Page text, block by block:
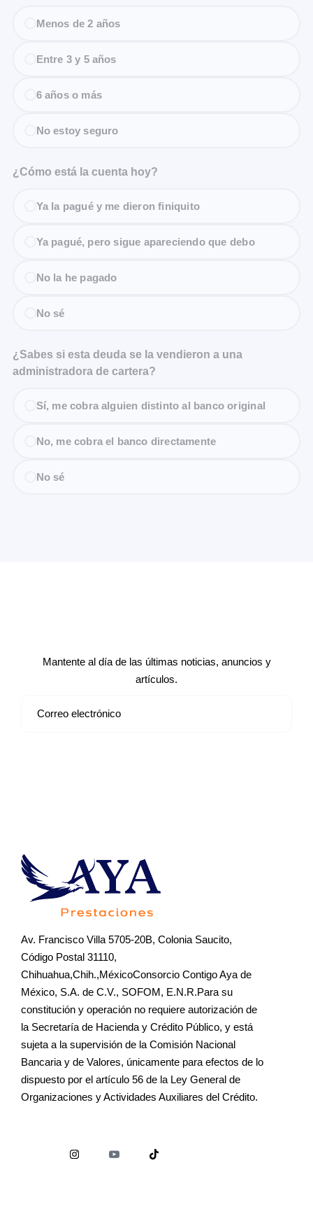
Menos de 2 años
Entre 3 y 5 años
6 años o más
No estoy seguro
¿Cómo está la cuenta hoy?
Ya la pagué y me dieron finiquito
Ya pagué, pero sigue apareciendo que debo
No la he pagado
No sé
¿Sabes si esta deuda se la vendieron a una
administradora de cartera?
Sí, me cobra alguien distinto al banco original
No, me cobra el banco directamente
No sé
Mantente al día de las últimas noticias, anuncios y
artículos.
Av. Francisco Villa 5705-20B, Colonia Saucito,
Código Postal 31110,
Chihuahua,Chih.,MéxicoConsorcio Contigo Aya de
México, S.A. de C.V., SOFOM, E.N.R.Para su
constitución y operación no requiere autorización de
la Secretaría de Hacienda y Crédito Público, y está
sujeta a la supervisión de la Comisión Nacional
Bancaria y de Valores, únicamente para efectos de lo
dispuesto por el artículo 56 de la Ley General de
Organizaciones y Actividades Auxiliares del Crédito.